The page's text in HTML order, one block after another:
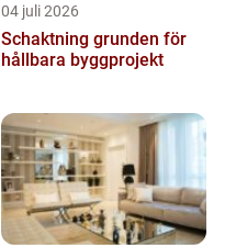
04 juli 2026
Schaktning grunden för
hållbara byggprojekt